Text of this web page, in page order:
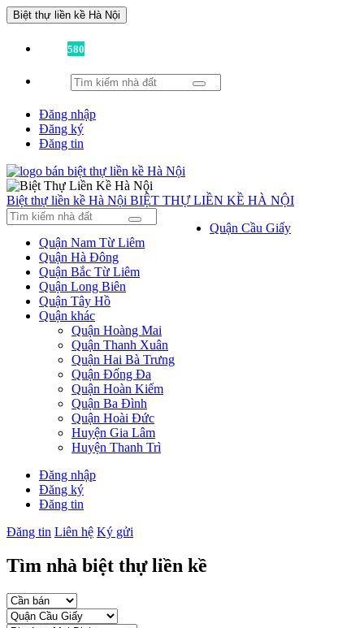
Biệt thự liền kề Hà Nội
580
Đăng nhập
Đăng ký
Đăng tin
Biệt thự liền kề Hà Nội BIỆT THỰ LIỀN KỀ HÀ NỘI
Quận Cầu Giấy
Quận Nam Từ Liêm
Quận Hà Đông
Quận Bắc Từ Liêm
Quận Long Biên
Quận Tây Hồ
Quận khác
Quận Hoàng Mai
Quận Thanh Xuân
Quận Hai Bà Trưng
Quận Đống Đa
Quận Hoàn Kiếm
Quận Ba Đình
Quận Hoài Đức
Huyện Gia Lâm
Huyện Thanh Trì
Đăng nhập
Đăng ký
Đăng tin
Đăng tin Liên hệ Ký gửi
Tìm nhà biệt thự liền kề